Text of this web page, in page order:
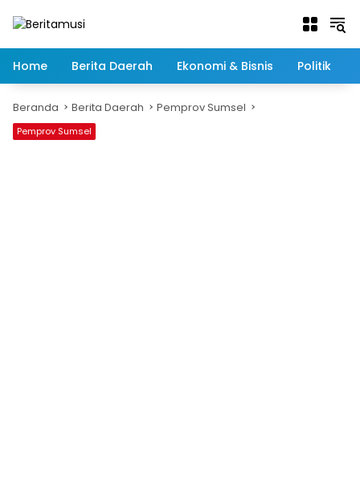
Home
Berita Daerah Ekonomi & Bisnis Politik
Beranda Berita Daerah Pemprov Sumsel
Pemprov Sumsel